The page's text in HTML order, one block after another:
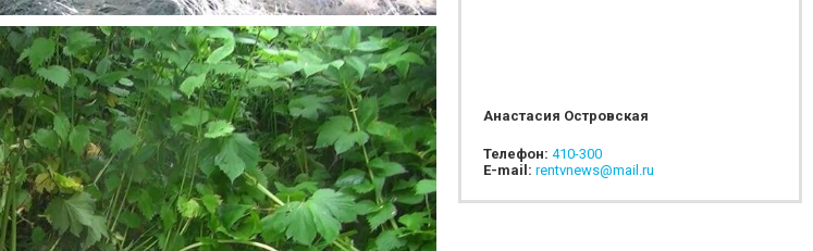
Анастасия Островская
Телефон: 410-300
E-mail: rentvnews@mail.ru